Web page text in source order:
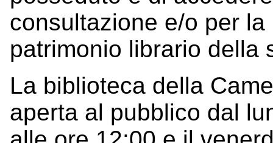
consultazione e/o per
patrimonio librario della
La biblioteca della
aperta al pubblico dal